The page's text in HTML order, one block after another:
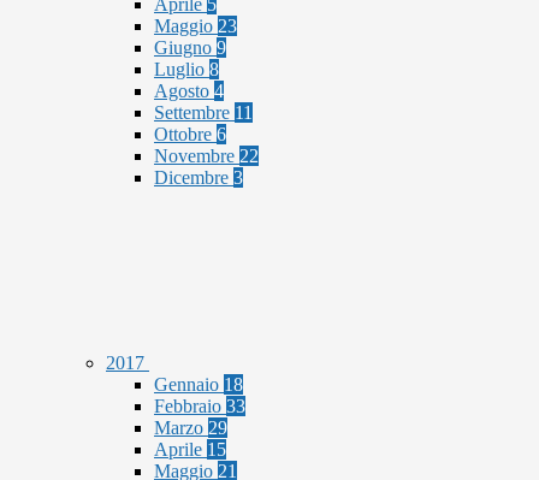
Aprile 5
Maggio 23
Giugno 9
Luglio 8
Agosto 4
Settembre 11
Ottobre 6
Novembre 22
Dicembre 3
2017
Gennaio 18
Febbraio 33
Marzo 29
Aprile 15
Maggio 21